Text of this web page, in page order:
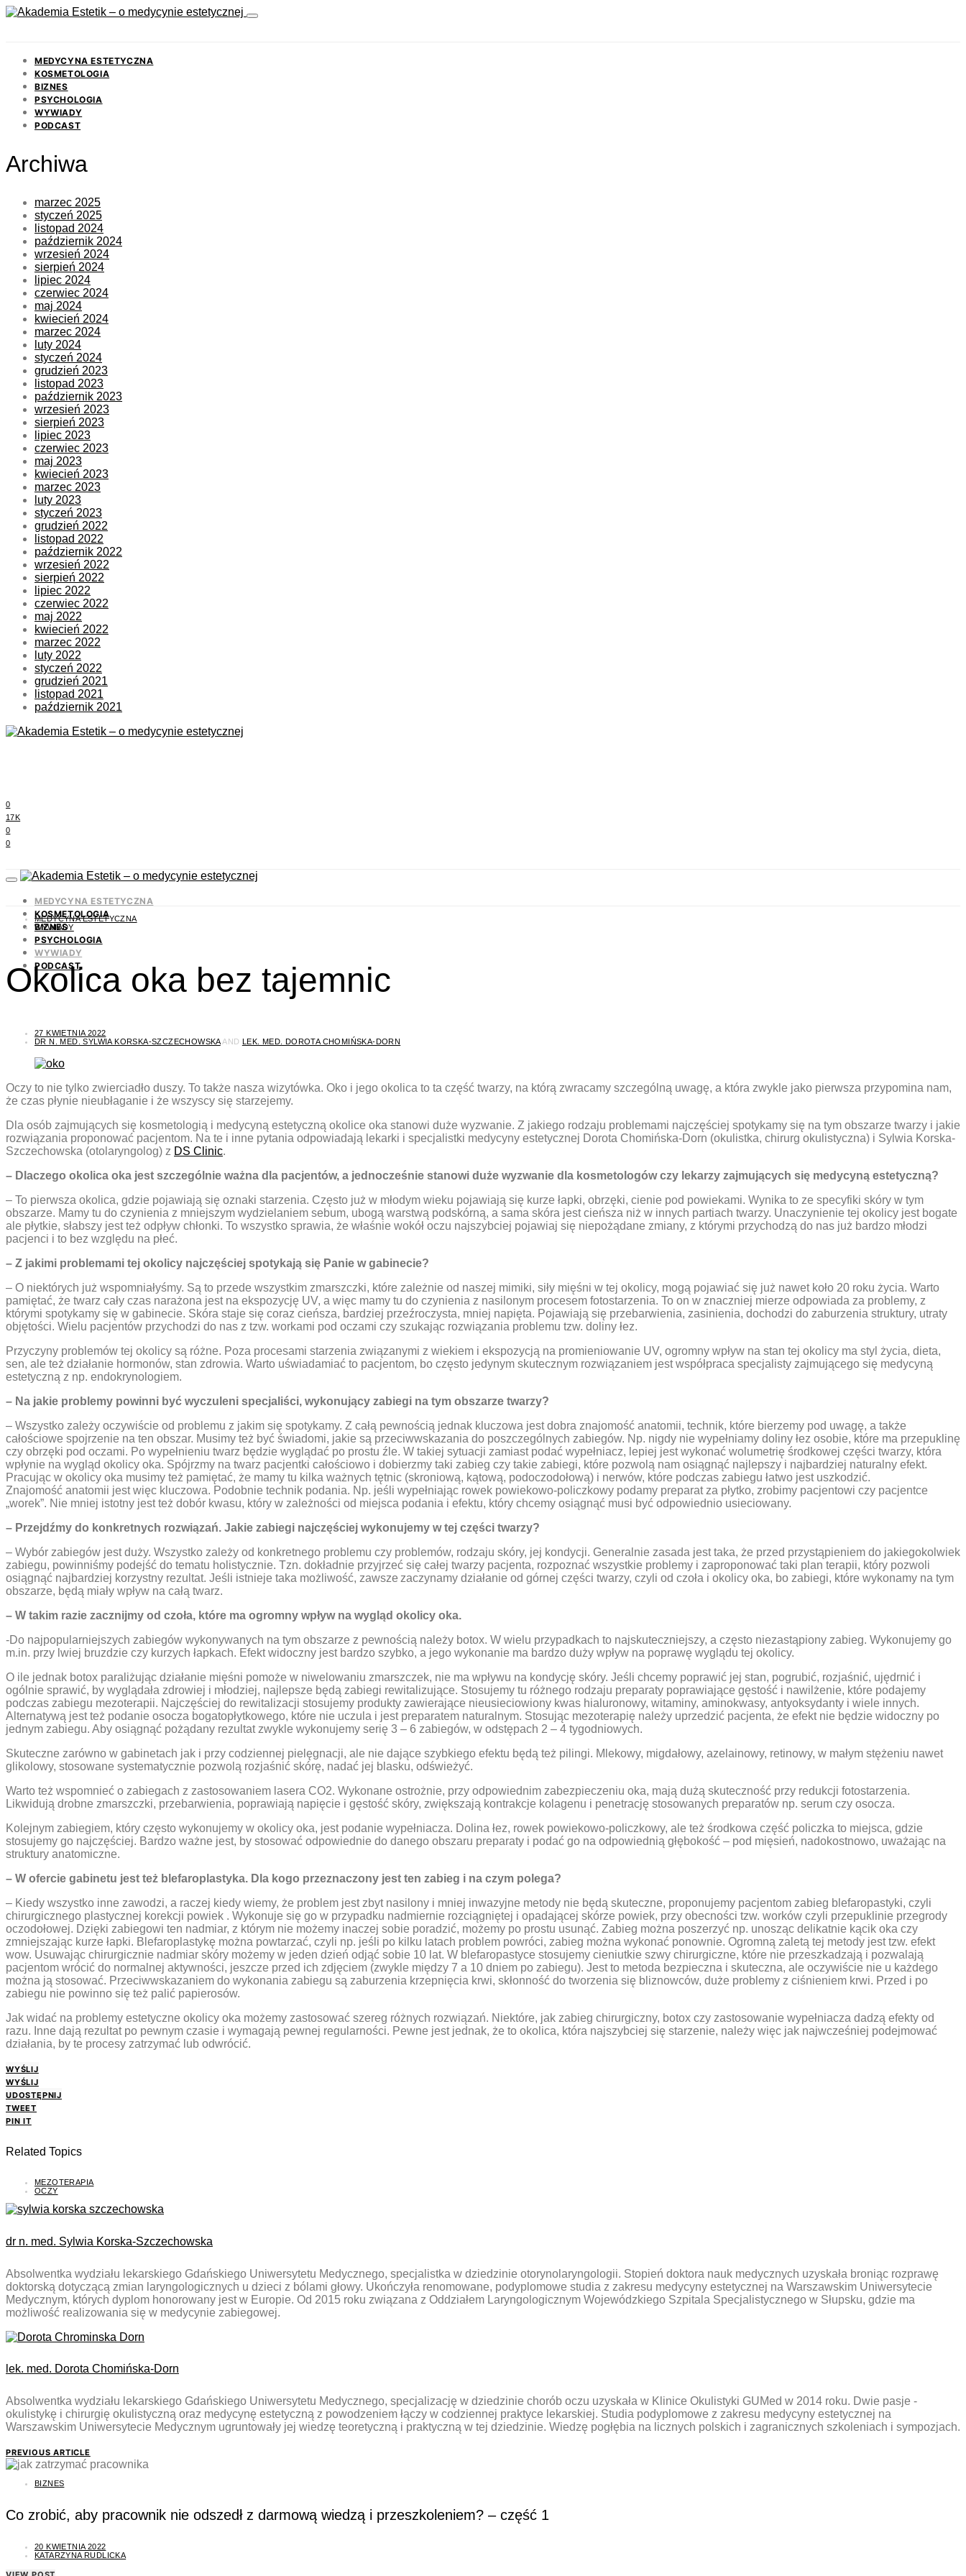
MEDYCYNA ESTETYCZNA
KOSMETOLOGIA
BIZNES
PSYCHOLOGIA
WYWIADY
PODCAST
Archiwa
marzec 2025
styczeń 2025
listopad 2024
październik 2024
wrzesień 2024
sierpień 2024
lipiec 2024
czerwiec 2024
maj 2024
kwiecień 2024
marzec 2024
luty 2024
styczeń 2024
grudzień 2023
listopad 2023
październik 2023
wrzesień 2023
sierpień 2023
lipiec 2023
czerwiec 2023
maj 2023
kwiecień 2023
marzec 2023
luty 2023
styczeń 2023
grudzień 2022
listopad 2022
październik 2022
wrzesień 2022
sierpień 2022
lipiec 2022
czerwiec 2022
maj 2022
kwiecień 2022
marzec 2022
luty 2022
styczeń 2022
grudzień 2021
listopad 2021
październik 2021
0
17K
0
0
MEDYCYNA ESTETYCZNA
KOSMETOLOGIA
BIZNES
PSYCHOLOGIA
WYWIADY
PODCAST
MEDYCYNA ESTETYCZNA
WYWIADY
Okolica oka bez tajemnic
27 KWIETNIA 2022
DR N. MED. SYLWIA KORSKA-SZCZECHOWSKAAND LEK. MED. DOROTA CHOMIŃSKA-DORN
Oczy to nie tylko zwierciadło duszy. To także nasza wizytówka. Oko i jego okolica to ta część twarzy, na którą zwracamy szczególną uwagę, a która zwykle jako pierwsza przypomina nam,
że czas płynie nieubłaganie i że wszyscy się starzejemy.
Dla osób zajmujących się kosmetologią i medycyną estetyczną okolice oka stanowi duże wyzwanie. Z jakiego rodzaju problemami najczęściej spotykamy się na tym obszarze twarzy i jakie
rozwiązania proponować pacjentom. Na te i inne pytania odpowiadają lekarki i specjalistki medycyny estetycznej Dorota Chomińska-Dorn (okulistka, chirurg okulistyczna) i Sylwia Korska-
Szczechowska (otolaryngolog) z DS Clinic.
– Dlaczego okolica oka jest szczególnie ważna dla pacjentów, a jednocześnie stanowi duże wyzwanie dla kosmetologów czy lekarzy zajmujących się medycyną estetyczną?
– To pierwsza okolica, gdzie pojawiają się oznaki starzenia. Często już w młodym wieku pojawiają się kurze łapki, obrzęki, cienie pod powiekami. Wynika to ze specyfiki skóry w tym
obszarze. Mamy tu do czynienia z mniejszym wydzielaniem sebum, ubogą warstwą podskórną, a sama skóra jest cieńsza niż w innych partiach twarzy. Unaczynienie tej okolicy jest bogate
ale płytkie, słabszy jest też odpływ chłonki. To wszystko sprawia, że właśnie wokół oczu najszybciej pojawiaj się niepożądane zmiany, z którymi przychodzą do nas już bardzo młodzi
pacjenci i to bez względu na płeć.
– Z jakimi problemami tej okolicy najczęściej spotykają się Panie w gabinecie?
– O niektórych już wspomniałyśmy. Są to przede wszystkim zmarszczki, które zależnie od naszej mimiki, siły mięśni w tej okolicy, mogą pojawiać się już nawet koło 20 roku życia. Warto
pamiętać, że twarz cały czas narażona jest na ekspozycję UV, a więc mamy tu do czynienia z nasilonym procesem fotostarzenia. To on w znaczniej mierze odpowiada za problemy, z
którymi spotykamy się w gabinecie. Skóra staje się coraz cieńsza, bardziej przeźroczysta, mniej napięta. Pojawiają się przebarwienia, zasinienia, dochodzi do zaburzenia struktury, utraty
objętości. Wielu pacjentów przychodzi do nas z tzw. workami pod oczami czy szukając rozwiązania problemu tzw. doliny łez.
Przyczyny problemów tej okolicy są różne. Poza procesami starzenia związanymi z wiekiem i ekspozycją na promieniowanie UV, ogromny wpływ na stan tej okolicy ma styl życia, dieta,
sen, ale też działanie hormonów, stan zdrowia. Warto uświadamiać to pacjentom, bo często jedynym skutecznym rozwiązaniem jest współpraca specjalisty zajmującego się medycyną
estetyczną z np. endokrynologiem.
– Na jakie problemy powinni być wyczuleni specjaliści, wykonujący zabiegi na tym obszarze twarzy?
– Wszystko zależy oczywiście od problemu z jakim się spotykamy. Z całą pewnością jednak kluczowa jest dobra znajomość anatomii, technik, które bierzemy pod uwagę, a także
całościowe spojrzenie na ten obszar. Musimy też być świadomi, jakie są przeciwwskazania do poszczególnych zabiegów. Np. nigdy nie wypełniamy doliny łez osobie, które ma przepuklinę
czy obrzęki pod oczami. Po wypełnieniu twarz będzie wyglądać po prostu źle. W takiej sytuacji zamiast podać wypełniacz, lepiej jest wykonać wolumetrię środkowej części twarzy, która
wpłynie na wygląd okolicy oka. Spójrzmy na twarz pacjentki całościowo i dobierzmy taki zabieg czy takie zabiegi, które pozwolą nam osiągnąć najlepszy i najbardziej naturalny efekt.
Pracując w okolicy oka musimy też pamiętać, że mamy tu kilka ważnych tętnic (skroniową, kątową, podoczodołową) i nerwów, które podczas zabiegu łatwo jest uszkodzić.
Znajomość anatomii jest więc kluczowa. Podobnie technik podania. Np. jeśli wypełniając rowek powiekowo-policzkowy podamy preparat za płytko, zrobimy pacjentowi czy pacjentce
„worek”. Nie mniej istotny jest też dobór kwasu, który w zależności od miejsca podania i efektu, który chcemy osiągnąć musi być odpowiednio usieciowany.
– Przejdźmy do konkretnych rozwiązań. Jakie zabiegi najczęściej wykonujemy w tej części twarzy?
– Wybór zabiegów jest duży. Wszystko zależy od konkretnego problemu czy problemów, rodzaju skóry, jej kondycji. Generalnie zasada jest taka, że przed przystąpieniem do jakiegokolwiek
zabiegu, powinniśmy podejść do tematu holistycznie. Tzn. dokładnie przyjrzeć się całej twarzy pacjenta, rozpoznać wszystkie problemy i zaproponować taki plan terapii, który pozwoli
osiągnąć najbardziej korzystny rezultat. Jeśli istnieje taka możliwość, zawsze zaczynamy działanie od górnej części twarzy, czyli od czoła i okolicy oka, bo zabiegi, które wykonamy na tym
obszarze, będą miały wpływ na całą twarz.
– W takim razie zacznijmy od czoła, które ma ogromny wpływ na wygląd okolicy oka.
-Do najpopularniejszych zabiegów wykonywanych na tym obszarze z pewnością należy botox. W wielu przypadkach to najskuteczniejszy, a często niezastąpiony zabieg. Wykonujemy go
m.in. przy lwiej bruzdzie czy kurzych łapkach. Efekt widoczny jest bardzo szybko, a jego wykonanie ma bardzo duży wpływ na poprawę wyglądu tej okolicy.
O ile jednak botox paraliżując działanie mięśni pomoże w niwelowaniu zmarszczek, nie ma wpływu na kondycję skóry. Jeśli chcemy poprawić jej stan, pogrubić, rozjaśnić, ujędrnić i
ogólnie sprawić, by wyglądała zdrowiej i młodziej, najlepsze będą zabiegi rewitalizujące. Stosujemy tu różnego rodzaju preparaty poprawiające gęstość i nawilżenie, które podajemy
podczas zabiegu mezoterapii. Najczęściej do rewitalizacji stosujemy produkty zawierające nieusieciowiony kwas hialuronowy, witaminy, aminokwasy, antyoksydanty i wiele innych.
Alternatywą jest też podanie osocza bogatopłytkowego, które nie uczula i jest preparatem naturalnym. Stosując mezoterapię należy uprzedzić pacjenta, że efekt nie będzie widoczny po
jednym zabiegu. Aby osiągnąć pożądany rezultat zwykle wykonujemy serię 3 – 6 zabiegów, w odstępach 2 – 4 tygodniowych.
Skuteczne zarówno w gabinetach jak i przy codziennej pielęgnacji, ale nie dające szybkiego efektu będą też pilingi. Mlekowy, migdałowy, azelainowy, retinowy, w małym stężeniu nawet
glikolowy, stosowane systematycznie pozwolą rozjaśnić skórę, nadać jej blasku, odświeżyć.
Warto też wspomnieć o zabiegach z zastosowaniem lasera CO2. Wykonane ostrożnie, przy odpowiednim zabezpieczeniu oka, mają dużą skuteczność przy redukcji fotostarzenia.
Likwidują drobne zmarszczki, przebarwienia, poprawiają napięcie i gęstość skóry, zwiększają kontrakcje kolagenu i penetrację stosowanych preparatów np. serum czy osocza.
Kolejnym zabiegiem, który często wykonujemy w okolicy oka, jest podanie wypełniacza. Dolina łez, rowek powiekowo-policzkowy, ale też środkowa część policzka to miejsca, gdzie
stosujemy go najczęściej. Bardzo ważne jest, by stosować odpowiednie do danego obszaru preparaty i podać go na odpowiednią głębokość – pod mięsień, nadokostnowo, uważając na
struktury anatomiczne.
– W ofercie gabinetu jest też blefaroplastyka. Dla kogo przeznaczony jest ten zabieg i na czym polega?
– Kiedy wszystko inne zawodzi, a raczej kiedy wiemy, że problem jest zbyt nasilony i mniej inwazyjne metody nie będą skuteczne, proponujemy pacjentom zabieg blefaropastyki, czyli
chirurgicznego plastycznej korekcji powiek . Wykonuje się go w przypadku nadmiernie rozciągniętej i opadającej skórze powiek, przy obecności tzw. worków czyli przepuklinie przegrody
oczodołowej. Dzięki zabiegowi ten nadmiar, z którym nie możemy inaczej sobie poradzić, możemy po prostu usunąć. Zabieg można poszerzyć np. unosząc delikatnie kącik oka czy
zmniejszając kurze łapki. Blefaroplastykę można powtarzać, czyli np. jeśli po kilku latach problem powróci, zabieg można wykonać ponownie. Ogromną zaletą tej metody jest tzw. efekt
wow. Usuwając chirurgicznie nadmiar skóry możemy w jeden dzień odjąć sobie 10 lat. W blefaropastyce stosujemy cieniutkie szwy chirurgiczne, które nie przeszkadzają i pozwalają
pacjentom wrócić do normalnej aktywności, jeszcze przed ich zdjęciem (zwykle między 7 a 10 dniem po zabiegu). Jest to metoda bezpieczna i skuteczna, ale oczywiście nie u każdego
można ją stosować. Przeciwwskazaniem do wykonania zabiegu są zaburzenia krzepnięcia krwi, skłonność do tworzenia się bliznowców, duże problemy z ciśnieniem krwi. Przed i po
zabiegu nie powinno się też palić papierosów.
Jak widać na problemy estetyczne okolicy oka możemy zastosować szereg różnych rozwiązań. Niektóre, jak zabieg chirurgiczny, botox czy zastosowanie wypełniacza dadzą efekty od
razu. Inne dają rezultat po pewnym czasie i wymagają pewnej regularności. Pewne jest jednak, że to okolica, która najszybciej się starzenie, należy więc jak najwcześniej podejmować
działania, by te procesy zatrzymać lub odwrócić.
WYŚLIJ
WYŚLIJ
UDOSTĘPNIJ
TWEET
PIN IT
Related Topics
MEZOTERAPIA
OCZY
dr n. med. Sylwia Korska-Szczechowska
Absolwentka wydziału lekarskiego Gdańskiego Uniwersytetu Medycznego, specjalistka w dziedzinie otorynolaryngologii. Stopień doktora nauk medycznych uzyskała broniąc rozprawę
doktorską dotyczącą zmian laryngologicznych u dzieci z bólami głowy. Ukończyła renomowane, podyplomowe studia z zakresu medycyny estetycznej na Warszawskim Uniwersytecie
Medycznym, których dyplom honorowany jest w Europie. Od 2015 roku związana z Oddziałem Laryngologicznym Wojewódzkiego Szpitala Specjalistycznego w Słupsku, gdzie ma
możliwość realizowania się w medycynie zabiegowej.
lek. med. Dorota Chomińska-Dorn
Absolwentka wydziału lekarskiego Gdańskiego Uniwersytetu Medycznego, specjalizację w dziedzinie chorób oczu uzyskała w Klinice Okulistyki GUMed w 2014 roku. Dwie pasje -
okulistykę i chirurgię okulistyczną oraz medycynę estetyczną z powodzeniem łączy w codziennej praktyce lekarskiej. Studia podyplomowe z zakresu medycyny estetycznej na
Warszawskim Uniwersytecie Medycznym ugruntowały jej wiedzę teoretyczną i praktyczną w tej dziedzinie. Wiedzę pogłębia na licznych polskich i zagranicznych szkoleniach i sympozjach.
PREVIOUS ARTICLE
BIZNES
Co zrobić, aby pracownik nie odszedł z darmową wiedzą i przeszkoleniem? – część 1
20 KWIETNIA 2022
KATARZYNA RUDLICKA